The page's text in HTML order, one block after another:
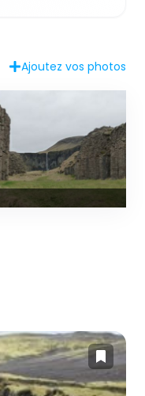
Ajoutez vos photos